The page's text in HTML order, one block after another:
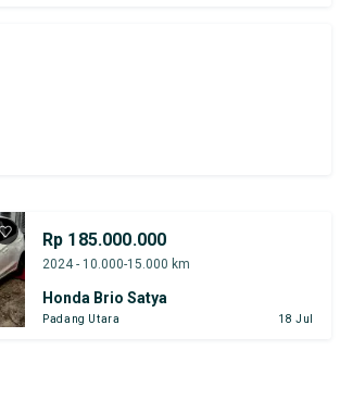
Rp 185.000.000
2024 - 10.000-15.000 km
Honda Brio Satya
Padang Utara 18 Jul